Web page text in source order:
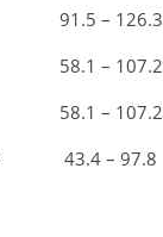
91.5 – 126.3
58.1 – 107.2
58.1 – 107.2
43.4 – 97.8